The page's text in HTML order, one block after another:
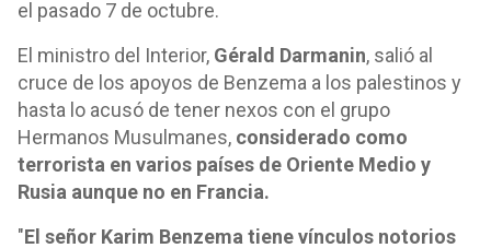
el pasado 7 de octubre.
El ministro del Interior, Gérald Darmanin, salió al
cruce de los apoyos de Benzema a los palestinos y
hasta lo acusó de tener nexos con el grupo
Hermanos Musulmanes, considerado como
terrorista en varios países de Oriente Medio y
Rusia aunque no en Francia.
"El señor Karim Benzema tiene vínculos notorios